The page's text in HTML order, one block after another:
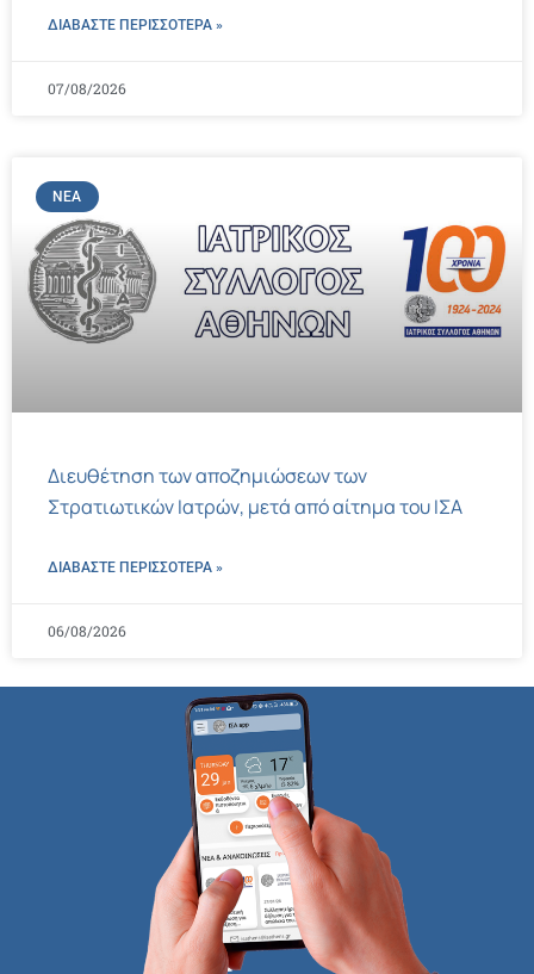
ΔΙΑΒΑΣΤΕ ΠΕΡΙΣΣΌΤΕΡΑ »
07/08/2026
ΝΈΑ
Διευθέτηση των αποζημιώσεων των
Στρατιωτικών Ιατρών, μετά από αίτημα του ΙΣΑ
ΔΙΑΒΑΣΤΕ ΠΕΡΙΣΣΌΤΕΡΑ »
06/08/2026